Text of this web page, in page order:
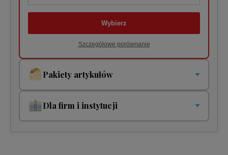
Wybierz
Szczegółowe porównanie
Pakiety artykułów
Pakiety jednorazowe i cykliczne. Płacisz tylko za to co
czytasz!Dla firm i instytucji